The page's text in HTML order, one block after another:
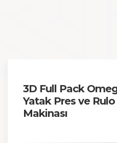
3D Full Pack
Yatak Pres ve
Makinası